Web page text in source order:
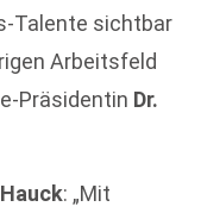
Talente sichtbar
Arbeitsfeld
Präsidentin Dr.
: „Mit